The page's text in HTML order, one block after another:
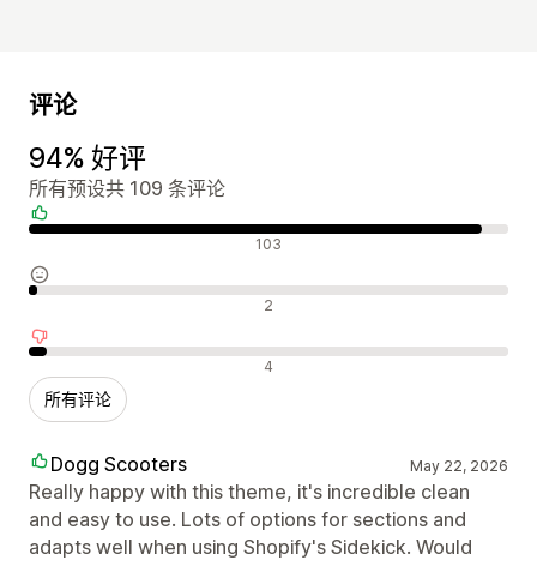
评论
94% 好评
所有预设共 109 条评论
好评 103
中评 2
差评 4
所有评论
Dogg Scooters May 22, 2026
Really happy with this theme, it's incredible clean
and easy to use. Lots of options for sections and
adapts well when using Shopify's Sidekick. Would